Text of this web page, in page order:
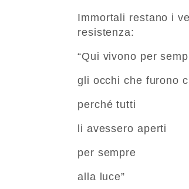
Immortali restano i
resistenza:
“Qui vivono per
gli occhi che furono
perché tutti
li avessero aperti
per sempre
alla luce”